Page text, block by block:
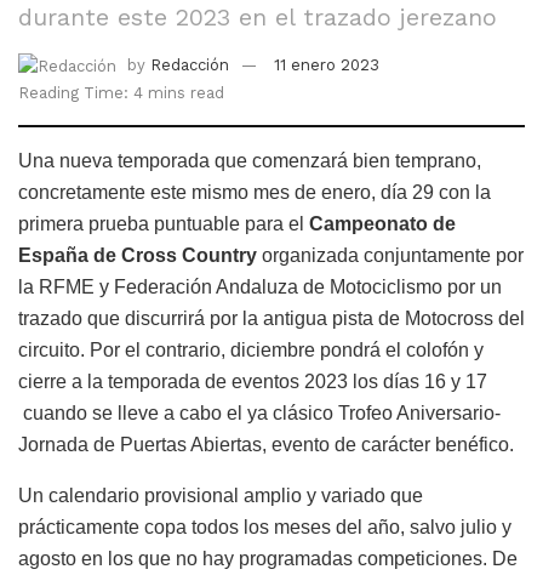
durante este 2023 en el trazado jerezano
by Redacción
11 enero 2023
Reading Time: 4 mins read
Una nueva temporada que comenzará bien temprano,
concretamente este mismo mes de enero, día 29 con la
primera prueba puntuable para el Campeonato de
España de Cross Country organizada conjuntamente por
la RFME y Federación Andaluza de Motociclismo por un
trazado que discurrirá por la antigua pista de Motocross del
circuito. Por el contrario, diciembre pondrá el colofón y
cierre a la temporada de eventos 2023 los días 16 y 17
cuando se lleve a cabo el ya clásico Trofeo Aniversario-
Jornada de Puertas Abiertas, evento de carácter benéfico.
Un calendario provisional amplio y variado que
prácticamente copa todos los meses del año, salvo julio y
agosto en los que no hay programadas competiciones. De